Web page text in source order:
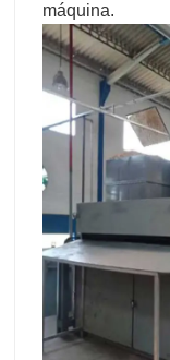
máquina.